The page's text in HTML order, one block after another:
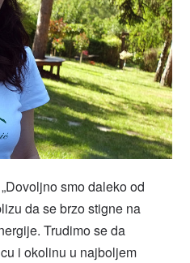
smo daleko od
da se brzo stigne na
Trudimo se da
i okolinu u najboljem